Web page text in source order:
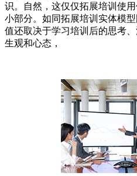
识。自然，这仅仅拓展培训使
小部分。如同拓展培训实体模
值还取决于学习培训后的思考
生观和心态，